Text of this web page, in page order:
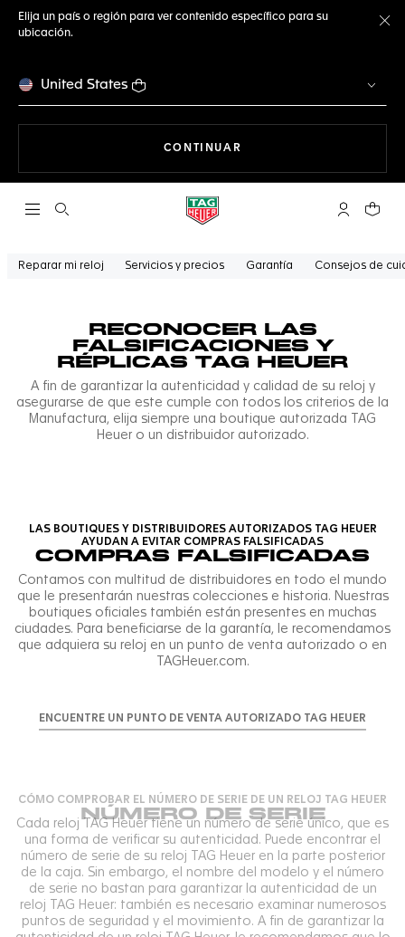
Elija un país o región para ver contenido específico para su
ubicación.
United States
CONTINUAR
Abrir el menú de búsqueda Cuenta Mi
Su